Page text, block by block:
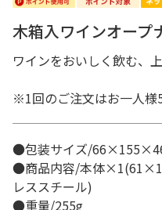
木箱入ワインオー
ワインをおいしく飲む、
※1回のご注文はお一人様
●包装サイズ/
●商品内容/本体
レススチール)
●重量/255g